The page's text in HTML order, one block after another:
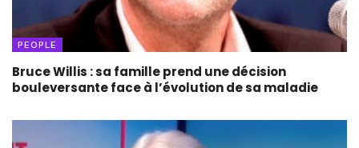
PEOPLE
Bruce Willis : sa famille prend une décision
bouleversante face à l’évolution de sa maladie